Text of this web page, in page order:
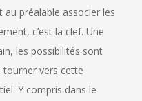
préalable associer les
c’est la clef. Une
les possibilités sont
tourner vers cette
Y compris dans le